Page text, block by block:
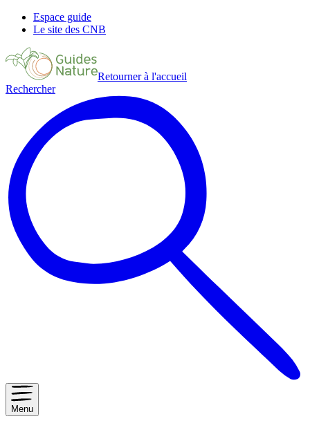
Espace guide
Le site des CNB
Retourner à l'accueil
Rechercher
Menu